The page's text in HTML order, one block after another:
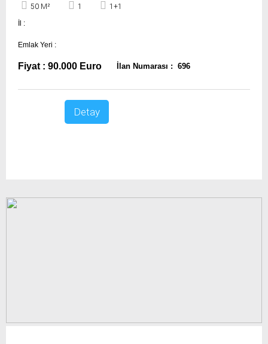
50 M² 1
1+1
İl :
Emlak Yeri :
Fiyat : 90.000 Euro İlan Numarası : 696
Detay